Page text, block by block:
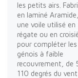
les petits airs.
en laminé
une voile utilisé en
régate ou en
pour compléter les
génois à faible
recouvrement, de
110 degrés du vent